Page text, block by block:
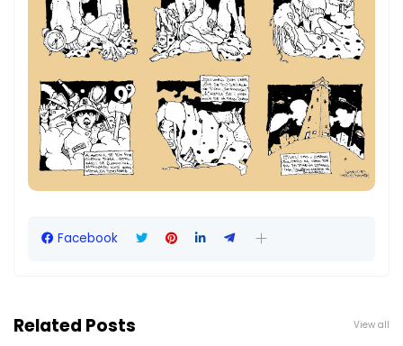
Facebook
Related Posts View all